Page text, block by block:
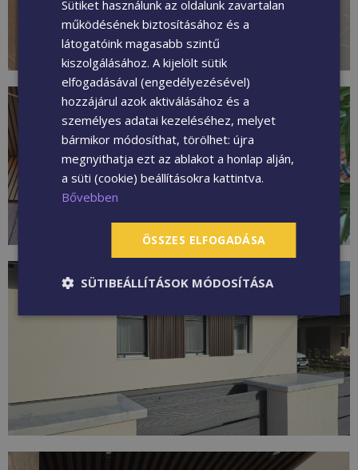
Sütiket használunk az oldalunk zavartalan
működésének biztosításához és a
látogatóink magasabb szintű
kiszolgálásához. A kijelölt sütik
elfogadásával (engedélyezésével)
hozzájárul azok aktiválásához és a
személyes adatai kezeléséhez, melyet
bármikor módosíthat, törölhet: újra
megnyithatja ezt az ablakot a honlap alján,
a süti (cookie) beállításokra kattintva.
Bővebben
ÖSSZES ELFOGADÁSA
SÜTIBEÁLLÍTÁSOK MÓDOSÍTÁSA